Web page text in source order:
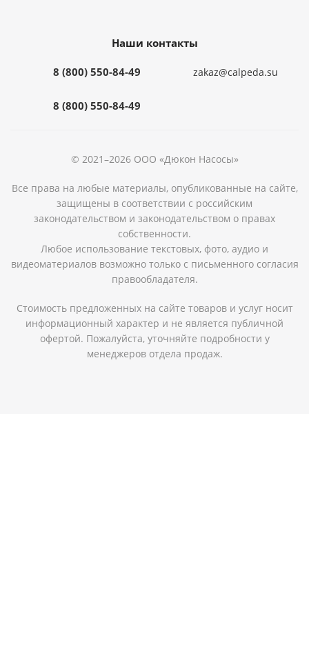
Наши контакты
8 (800) 550-84-49
8 (800) 550-84-49
zakaz@calpeda.su
© 2021–2026 ООО «Дюкон Насосы»
Все права на любые материалы, опубликованные на сайте,
защищены в соответствии с российским
законодательством и законодательством о правах
собственности.
Любое использование текстовых, фото, аудио и
видеоматериалов возможно только с письменного согласия
правообладателя.
Стоимость предложенных на сайте товаров и услуг носит
информационный характер и не является публичной
офертой. Пожалуйста, уточняйте подробности у
менеджеров отдела продаж.